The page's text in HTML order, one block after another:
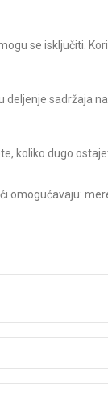
se isključiti.
koliko dugo
omogućavaju: